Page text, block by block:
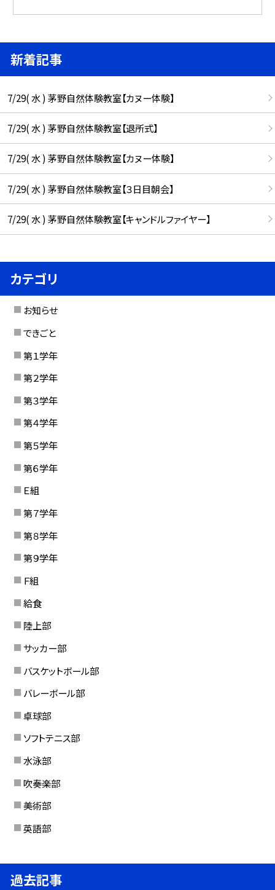
新着記事
7/29( 水 ) 茅野自然体験教室【カヌー体験】
7/29( 水 ) 茅野自然体験教室【退所式】
7/29( 水 ) 茅野自然体験教室【カヌー体験】
7/29( 水 ) 茅野自然体験教室【３日目朝会】
7/29( 水 ) 茅野自然体験教室【キャンドルファイヤー】
カテゴリ
お知らせ
できごと
第１学年
第２学年
第３学年
第４学年
第５学年
第６学年
Ｅ組
第７学年
第８学年
第９学年
Ｆ組
給食
陸上部
サッカー部
バスケットボール部
バレーボール部
卓球部
ソフトテニス部
水泳部
吹奏楽部
美術部
英語部
過去記事